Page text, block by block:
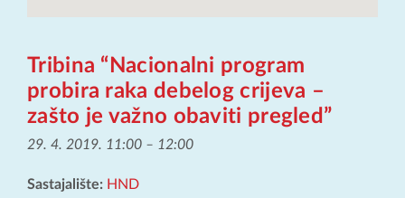
Tribina “Nacionalni program
probira raka debelog crijeva –
zašto je važno obaviti pregled”
29. 4. 2019. 11:00 – 12:00
Sastajalište: HND